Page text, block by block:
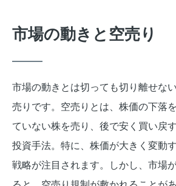
市場の動きと空売り
市場の動きとは切っても切り離せな
売りです。空売りとは、株価の下落
ていない株を売り、後で安く買い戻
投資手法。特に、株価が大きく変動
戦略が注目されます。しかし、市場